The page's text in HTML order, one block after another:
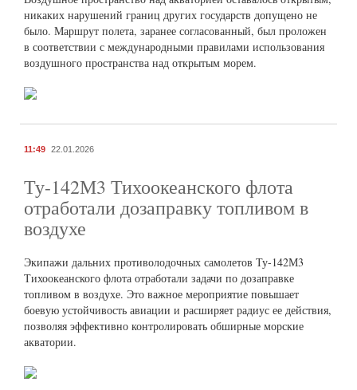
никаких нарушений границ других государств допущено не
было. Маршрут полета, заранее согласованный, был проложен
в соответствии с международными правилами использования
воздушного пространства над открытым морем.
11:49 22.01.2026
Ту-142М3 Тихоокеанского флота
отработали дозаправку топливом в
воздухе
Экипажи дальних противолодочных самолетов Ту-142М3
Тихоокеанского флота отработали задачи по дозаправке
топливом в воздухе. Это важное мероприятие повышает
боевую устойчивость авиации и расширяет радиус ее действия,
позволяя эффективно контролировать обширные морские
акватории.